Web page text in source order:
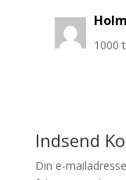
1000
Indsend
Din e-